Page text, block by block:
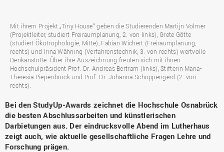
Mit ihrem Projekt „Tiny House“ geben die Studierenden Martijn Volmer
(Projektleiter, studiert Freiraumplanung, 2. von links), Grete Götte
(studiert Ökotrophologie, Mitte), Fabian Wichert (Freiraumplanung,
rechts) und Irina Wähning (Verfahrenstechnik, 3. von rechts) wertvolle
Denkanstöße. Über ihre Auszeichnung freuten sich mit ihnen
Hochschulpräsident Prof. Dr. Andreas Bertram (links), Stifterin Maria-
Theresia Piepenbrock und Prof. Dr. Johanna Schoppengerd (2. von
rechts).
Bei den StudyUp-Awards zeichnet die Hochschule Osnabrück
die besten Abschlussarbeiten und künstlerischen
Darbietungen aus. Der eindrucksvolle Abend im Lutherhaus
zeigt auch, wie aktuelle gesellschaftliche Fragen Lehre und
Forschung prägen.